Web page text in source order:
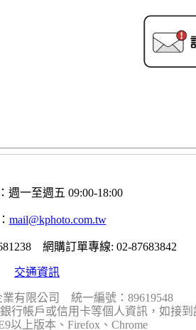
週一至週五 09:00-18:00
mail@kphoto.com.tw
網購訂單專線: 02-87683842
交通資訊
業有限公司 統一編號：89619548
行帳戶或信用卡等個人資訊，如接
以上版本、Firefox、Chrome